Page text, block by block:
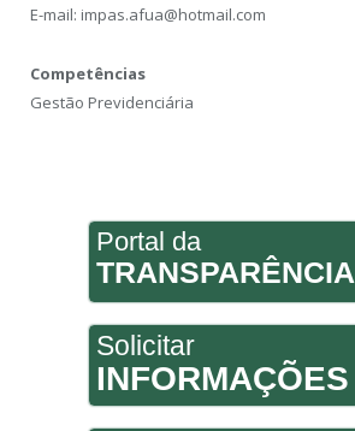
E-mail: impas.afua@hotmail.com
Competências
Gestão Previdenciária
Portal da
TRANSPARÊNCIA
Solicitar
INFORMAÇÕES